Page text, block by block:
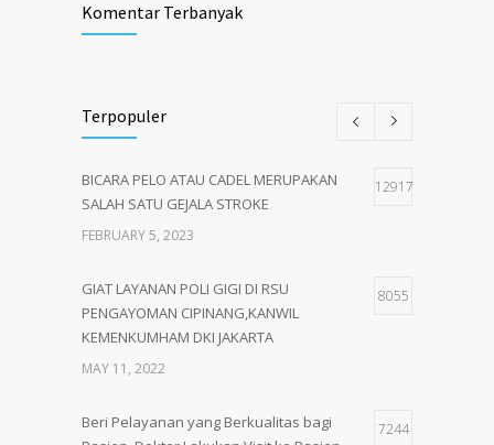
Komentar Terbanyak
Terpopuler
BICARA PELO ATAU CADEL MERUPAKAN
SALAH SATU GEJALA STROKE
12917
FEBRUARY 5, 2023
GIAT LAYANAN POLI GIGI DI RSU
PENGAYOMAN CIPINANG,KANWIL
KEMENKUMHAM DKI JAKARTA
8055
MAY 11, 2022
Beri Pelayanan yang Berkualitas bagi
7244